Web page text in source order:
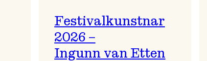
Festivalkunstnar
2026 –
Ingunn van Etten